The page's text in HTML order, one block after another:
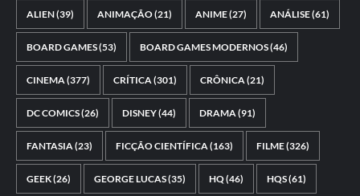
ALIEN(39) ANIMAÇÃO(21) ANIME(27) ANÁLISE(61)
BOARD GAMES(53) BOARD GAMES MODERNOS(46)
CINEMA(377) CRÍTICA(301) CRÔNICA(21)
DC COMICS(26) DISNEY(44) DRAMA(91)
FANTASIA(23) FICÇÃO CIENTÍFICA(163) FILME(326)
GEEK(26) GEORGE LUCAS(35) HQ(46) HQS(61)